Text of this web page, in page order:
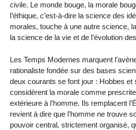
civile. Le monde bouge, la morale
l’éthique, c’est-à-dire la science des
morales, touche à une autre science,
la science de la vie et de l’évolution
Les Temps Modernes marquent
rationa­liste fondée sur des bases
deux courants se font jour : Hobbes et
considèrent la morale comme
extérieure à l’homme. Ils remplacent
revient à dire que l’homme ne trouve
pouvoir central, strictement organisé,